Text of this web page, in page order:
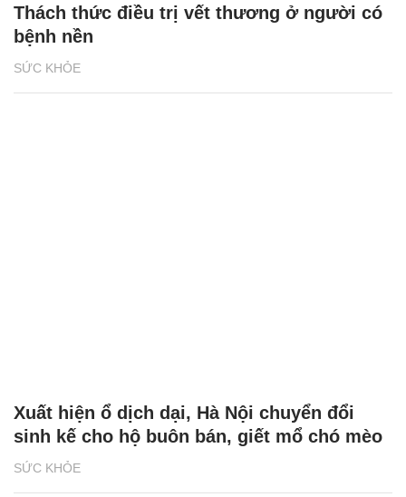
SỨC KHỎE
Thách thức điều trị vết thương ở người có
bệnh nền
SỨC KHỎE
Xuất hiện ổ dịch dại, Hà Nội chuyển đổi
sinh kế cho hộ buôn bán, giết mổ chó mèo